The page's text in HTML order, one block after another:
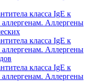
класса IgE к
Аллергены
класса IgE к
Аллергены
класса IgE к
Аллергены